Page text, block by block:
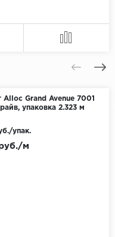
Alloc Grand Avenue 7001
упаковка 2.323 м
м
упак.